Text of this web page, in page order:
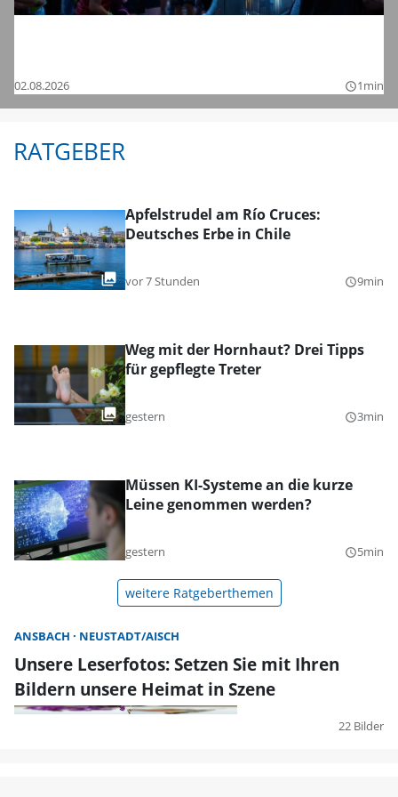
02.08.2026 query_builder1min
RATGEBER
Apfelstrudel am Río Cruces:
Deutsches Erbe in Chile
vor 7 Stunden query_builder9min
Weg mit der Hornhaut? Drei Tipps
für gepflegte Treter
gestern query_builder3min
Müssen KI-Systeme an die kurze
Leine genommen werden?
gestern query_builder5min
weitere Ratgeberthemen
ANSBACH NEUSTADT/AISCH
Unsere Leserfotos: Setzen Sie mit Ihren
Bildern unsere Heimat in Szene
22 Bilder